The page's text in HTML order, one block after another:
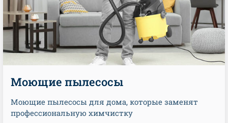
Моющие пылесосы
Моющие пылесосы для дома, которые заменят
профессиональную химчистку